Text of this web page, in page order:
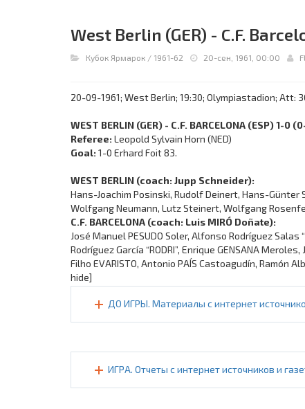
West Berlin (GER) - C.F.
Кубок Ярмарок / 1961-62 20-сен, 1961, 00:00
20-09-1961; West Berlin; 19:30; Olympiastadion; Att:
WEST BERLIN (GER) - C.F. BARCELONA (ESP) 1-0
Referee: Leopold Sylvain Horn (NED)
Goal: 1-0 Erhard Foit 83.
WEST BERLIN (coach: Jupp Schneider):
Hans-Joachim Posinski, Rudolf Deinert, Hans-Günter
Wolfgang Neumann, Lutz Steinert, Wolfgang
C.F. BARCELONA (coach: Luis MIRÓ Doñate):
José Manuel PESUDO Soler, Alfonso Rodríguez Salas
Rodríguez García “RODRI”, Enrique GENSANA
Filho EVARISTO, Antonio PAÍS Castoagudín, Ramón
hide]
ДО ИГРЫ. Материалы с интернет
ИГРА. Отчеты с интернет источников и